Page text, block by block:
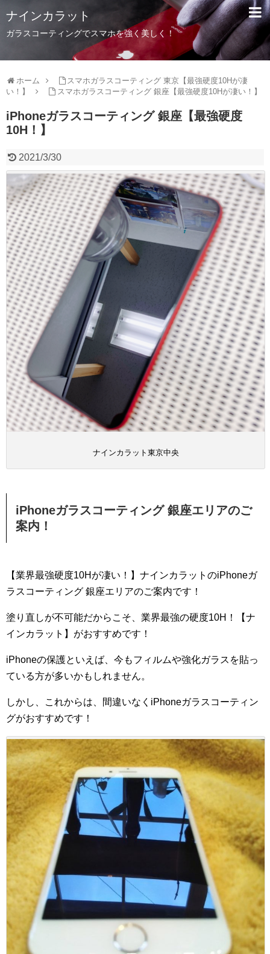
ナインカラット
ガラスコーティングでスマホを強く美しく！
ホーム
スマホガラスコーティング 東京【最強硬度10Hが凄
い！】
スマホガラスコーティング 銀座【最強硬度10Hが凄い！】
iPhoneガラスコーティング 銀座【最強硬度
10H！】
2021/3/30
ナインカラット東京中央
iPhoneガラスコーティング 銀座エリアのご
案内！
【業界最強硬度10Hが凄い！】ナインカラットのiPhoneガ
ラスコーティング 銀座エリアのご案内です！
塗り直しが不可能だからこそ、業界最強の硬度10H！【ナ
インカラット】がおすすめです！
iPhoneの保護といえば、今もフィルムや強化ガラスを貼っ
ている方が多いかもしれません。
しかし、これからは、間違いなくiPhoneガラスコーティン
グがおすすめです！